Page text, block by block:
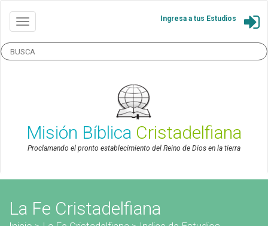
Ingresa a tus Estudios
Misión Bíblica Cristadelfiana
Proclamando el pronto establecimiento del Reino de Dios en la tierra
La Fe Cristadelfiana